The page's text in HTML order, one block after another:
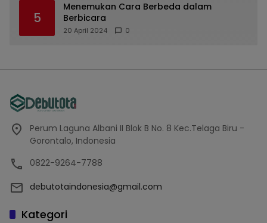
5
Menemukan Cara Berbeda dalam
Berbicara
20 April 2024 0
Perum Laguna Albani II Blok B No. 8 Kec.Telaga Biru -
Gorontalo, Indonesia
0822-9264-7788
debutotaindonesia@gmail.com
Kategori